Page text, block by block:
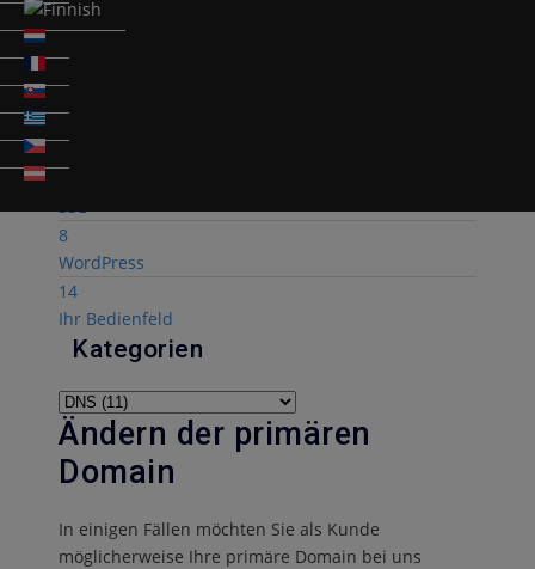
6
Fehlercodes & Entwicklung
6
FTP & Datenbank
SSL
8
WordPress
14
Ihr Bedienfeld
Kategorien
Ändern der primären
Domain
In einigen Fällen möchten Sie als Kunde
möglicherweise Ihre primäre Domain bei uns